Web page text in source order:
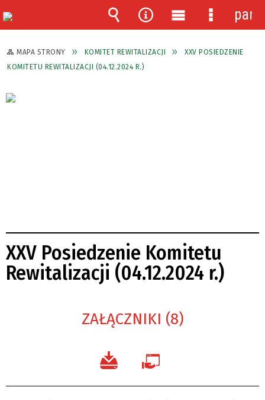
MAPA STRONY KOMITET REWITALIZACJI
XXV POSIEDZENIE
KOMITETU REWITALIZACJI (04.12.2024 R.)
XXV Posiedzenie Komitetu
Rewitalizacji (04.12.2024 r.)
ZAŁĄCZNIKI (8)
Wyszukiwarka
Narzędzia
Menu
główne
Menu